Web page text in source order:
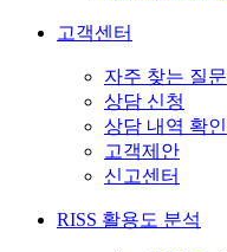
고객센터
자주 찾는 질문
상담 신청
상담 내역 확인
고객제안
신고센터
RISS 활용도 분석